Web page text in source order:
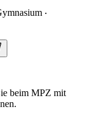
‧
beim MPZ mit